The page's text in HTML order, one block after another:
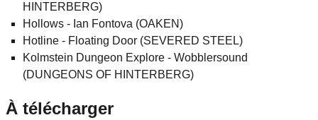
HINTERBERG)
Hollows - Ian Fontova (OAKEN)
Hotline - Floating Door (SEVERED STEEL)
Kolmstein Dungeon Explore - Wobblersound
(DUNGEONS OF HINTERBERG)
À télécharger